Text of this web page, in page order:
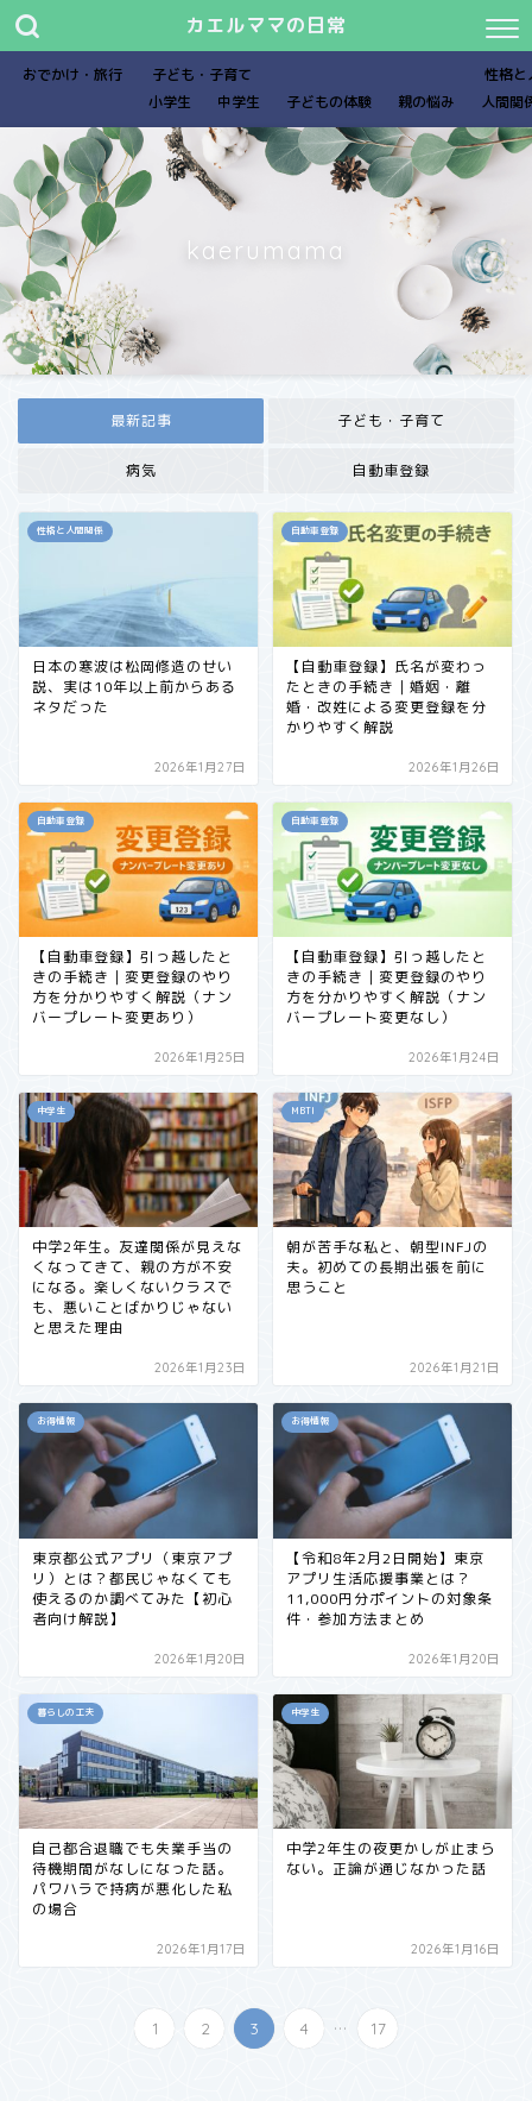
カエルママの日常
おでかけ・旅行
子ども・子育て
小学生
中学生 子どもの体験 親の悩み
性格と
人間関
kaerumama
最新記事 子ども・子育て
病気 自動車登録
性格と人間関係
日本の寒波は松岡修造のせい
説、実は10年以上前からある
ネタだった
2026年1月27日
自動車登録
【自動車登録】氏名が変わっ
たときの手続き｜婚姻・離
婚・改姓による変更登録を分
かりやすく解説
2026年1月26日
自動車登録
【自動車登録】引っ越したと
きの手続き｜変更登録のやり
方を分かりやすく解説（ナン
バープレート変更あり）
2026年1月25日
自動車登録
【自動車登録】引っ越したと
きの手続き｜変更登録のやり
方を分かりやすく解説（ナン
バープレート変更なし）
2026年1月24日
中学生
中学2年生。友達関係が見えな
くなってきて、親の方が不安
になる。楽しくないクラスで
も、悪いことばかりじゃない
と思えた理由
2026年1月23日
MBTI
朝が苦手な私と、朝型INFJの
夫。初めての長期出張を前に
思うこと
2026年1月21日
お得情報
東京都公式アプリ（東京アプ
リ）とは？都民じゃなくても
使えるのか調べてみた【初心
者向け解説】
2026年1月20日
お得情報
【令和8年2月2日開始】東京
アプリ生活応援事業とは？
11,000円分ポイントの対象条
件・参加方法まとめ
2026年1月20日
暮らしの工夫
自己都合退職でも失業手当の
待機期間がなしになった話。
パワハラで持病が悪化した私
の場合
2026年1月17日
中学生
中学2年生の夜更かしが止まら
ない。正論が通じなかった話
2026年1月16日
1 2 3 4 ... 17